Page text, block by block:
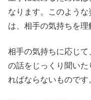
なります。このよう
は、相手の気持ちを理
相手の気持ちに応じ
の話をじっくり聞い
ればならないものです